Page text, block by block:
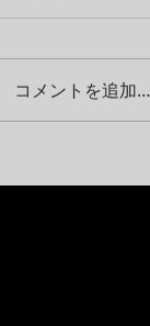
コメントを追加…